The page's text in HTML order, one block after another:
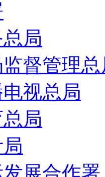
局
督管理
视总局
局